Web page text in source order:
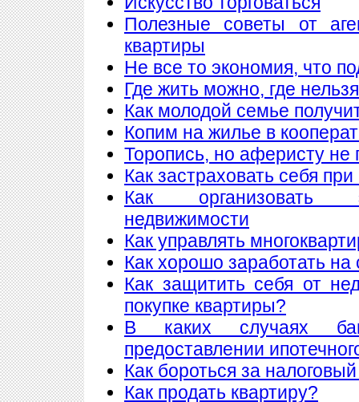
Полезные советы от
квартиры
Не все то экономия, что
Где жить можно, где нельзя
Как молодой семье
Копим на жилье в
Торопись, но аферисту не
Как застраховать себя
Как организовать
недвижимости
Как управлять
Как хорошо заработать
Как защитить себя от
покупке квартиры?
В каких случаях
предоставлении
Как бороться за
Как продать квартиру?